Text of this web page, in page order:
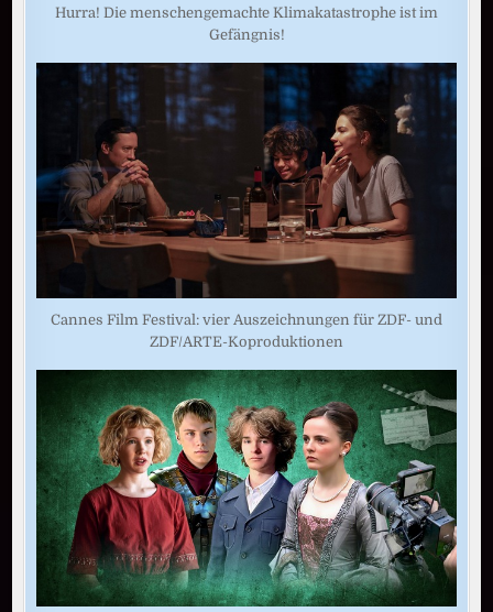
Hurra! Die menschengemachte Klimakatastrophe ist im
Gefängnis!
Cannes Film Festival: vier Auszeichnungen für ZDF- und
ZDF/ARTE-Koproduktionen